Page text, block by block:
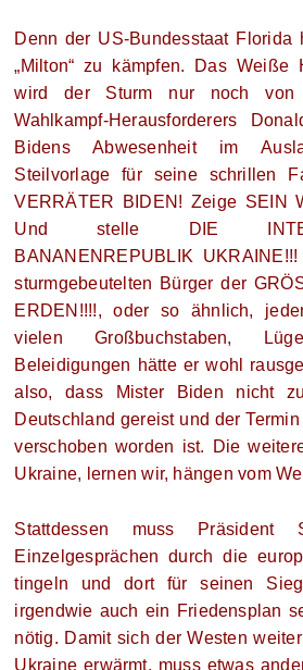
Denn der US-Bundesstaat Florida
„Milton“ zu kämpfen. Das Weiße
wird der Sturm nur noch von
Wahlkampf-Herausforderers
Bidens Abwesenheit im
Steilvorlage für seine schrillen
VERRÄTER BIDEN! Zeige SEIN
Und stelle DIE
BANANENREPUBLIK
sturmgebeutelten Bürger der
ERDEN!!!!, oder so ähnlich,
vielen Großbuchstaben,
Beleidigungen hätte er wohl
also, dass Mister Biden nicht
Deutschland gereist und der
verschoben worden ist. Die
Ukraine, lernen wir, hängen vom
Stattdessen muss Präsident
Einzelgesprächen durch die
tingeln und dort für seinen
irgendwie auch ein Friedensplan
nötig. Damit sich der Westen
Ukraine erwärmt, muss etwas